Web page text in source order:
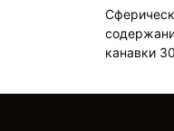
канавки